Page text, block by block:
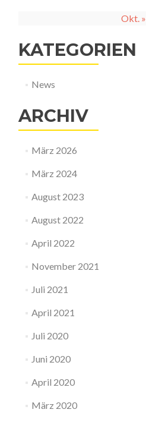
Okt. »
KATEGORIEN
News
ARCHIV
März 2026
März 2024
August 2023
August 2022
April 2022
November 2021
Juli 2021
April 2021
Juli 2020
Juni 2020
April 2020
März 2020